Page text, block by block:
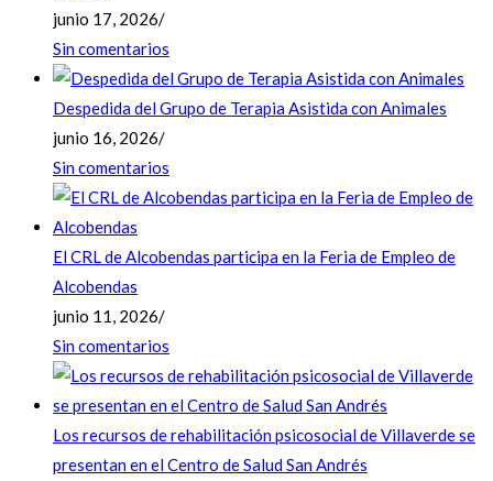
junio 17, 2026/
Sin comentarios
Despedida del Grupo de Terapia Asistida con Animales
junio 16, 2026/
Sin comentarios
El CRL de Alcobendas participa en la Feria de Empleo de
Alcobendas
junio 11, 2026/
Sin comentarios
Los recursos de rehabilitación psicosocial de Villaverde se
presentan en el Centro de Salud San Andrés